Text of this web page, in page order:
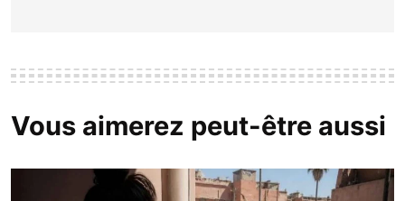
Vous aimerez peut-être aussi